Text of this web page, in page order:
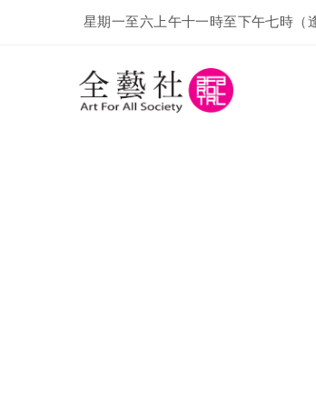
星期一至六上午十一時至下午七時（